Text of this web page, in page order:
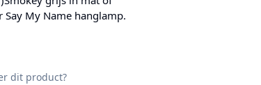
My Name hanglamp.
dit product?